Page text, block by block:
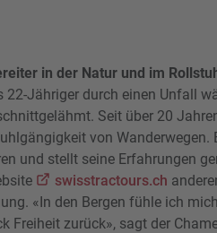
in der Natur und im
22-Jähriger durch einen Unfall
Seit über 20
von Wanderwegen.
und stellt seine Erfahrungen
swisstractours.ch
«In den Bergen fühle ich
Freiheit zurück», sagt der